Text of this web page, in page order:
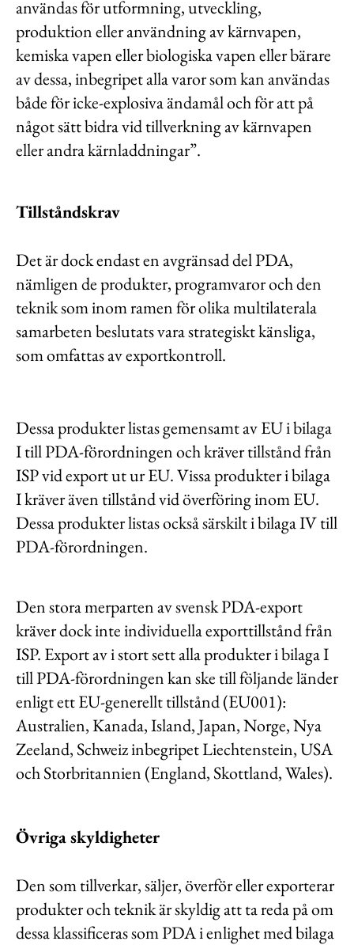
användas för utformning, utveckling,
produktion eller användning av kärnvapen,
kemiska vapen eller biologiska vapen eller bärare
av dessa, inbegripet alla varor som kan användas
både för icke-explosiva ändamål och för att på
något sätt bidra vid tillverkning av kärnvapen
eller andra kärnladdningar”.
Tillståndskrav
Det är dock endast en avgränsad del PDA,
nämligen de produkter, programvaror och den
teknik som inom ramen för olika multilaterala
samarbeten beslutats vara strategiskt känsliga,
som omfattas av exportkontroll.
Dessa produkter listas gemensamt av EU i bilaga
I till PDA-förordningen och kräver tillstånd från
ISP vid export ut ur EU. Vissa produkter i bilaga
I kräver även tillstånd vid överföring inom EU.
Dessa produkter listas också särskilt i bilaga IV till
PDA-förordningen.
Den stora merparten av svensk PDA-export
kräver dock inte individuella exporttillstånd från
ISP. Export av i stort sett alla produkter i bilaga I
till PDA-förordningen kan ske till följande länder
enligt ett EU-generellt tillstånd (EU001):
Australien, Kanada, Island, Japan, Norge, Nya
Zeeland, Schweiz inbegripet Liechtenstein, USA
och Storbritannien (England, Skottland, Wales).
Övriga skyldigheter
Den som tillverkar, säljer, överför eller exporterar
produkter och teknik är skyldig att ta reda på om
dessa klassificeras som PDA i enlighet med bilaga